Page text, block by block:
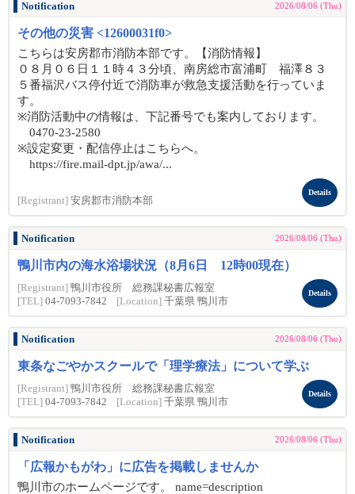
Notification 2026/08/06 (Thu)
その他の災害 <12600031f0>
こちらは安房郡市消防本部です。【消防情報】
０８月０６日１１時４３分頃、南房総市富浦町 福澤８３
５番福沢バス停付近で消防車が救急支援活動を行っていま
す。
※消防活動中の情報は、下記番号でも案内しております。
0470-23-2580
※設定変更・配信停止はこちらへ。
https://fire.mail-dpt.jp/awa/...
[Registrant] 安房郡市消防本部
Details
Notification 2026/08/06 (Thu)
鴨川市内の海水浴場状況（8月6日 12時00現在）
[Registrant] 鴨川市役所 総務課秘書広報室
[TEL] 04-7093-7842 [Location] 千葉県 鴨川市
Details
Notification 2026/08/06 (Thu)
東条なごやかスクールで「理学療法」について学ぶ
[Registrant] 鴨川市役所 総務課秘書広報室
[TEL] 04-7093-7842 [Location] 千葉県 鴨川市
Details
Notification 2026/08/06 (Thu)
「広報かもがわ」に広告を掲載しませんか
鴨川市のホームページです。 name=description